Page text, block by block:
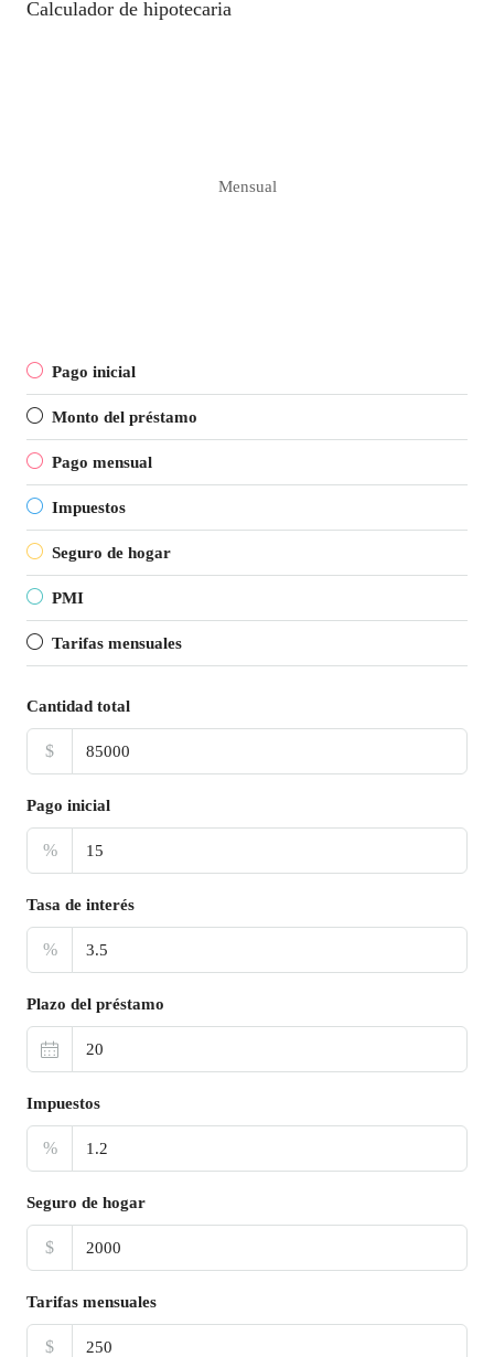
Calculador de hipotecaria
Mensual
Pago inicial
Monto del préstamo
Pago mensual
Impuestos
Seguro de hogar
PMI
Tarifas mensuales
Cantidad total
$
Pago inicial
%
Tasa de interés
%
Plazo del préstamo
Impuestos
%
Seguro de hogar
$
Tarifas mensuales
$